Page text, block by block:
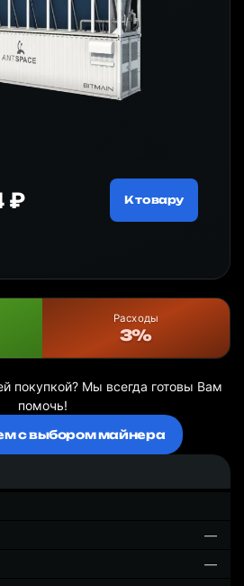
₽ К товару
Расходы
3%
покупкой? Мы всегда готовы Вам
помочь!
с выбором майнера
—
—